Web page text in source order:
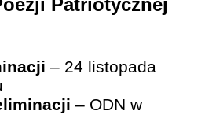
Patriotycznej
– 24 listopada
– ODN w